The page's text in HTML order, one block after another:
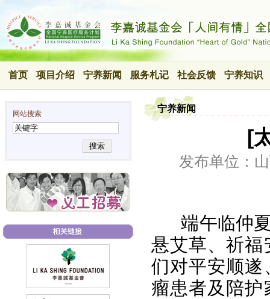
首页 项目介绍 宁养新闻 服务札记 社会反馈 宁养知识
网站搜索
搜索
宁养新闻
[
发布单位：
端午临仲
悬艾草、祈福
们对平安顺遂
瘤患者及陪护